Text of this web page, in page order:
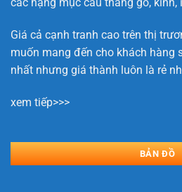
Giá cả cạnh tranh cao trên thị
muốn mang đến cho khách hàng
nhất nhưng giá thành luôn là rẻ
xem tiếp>>>
BẢN ĐỒ